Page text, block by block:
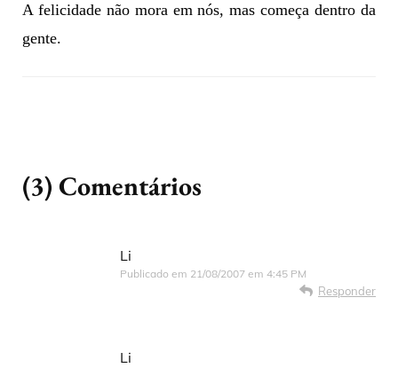
A felicidade não mora em nós, mas começa dentro da
gente.
(3) Comentários
Li
Publicado em 21/08/2007 em 4:45 PM
Responder
Li